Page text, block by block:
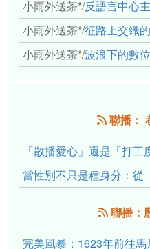
小雨外送茶*/反語言中心主義
小雨外送茶*/征路上交織的部落歷史、族群與
小雨外送茶*/波浪下的數
聯播：
聯播：